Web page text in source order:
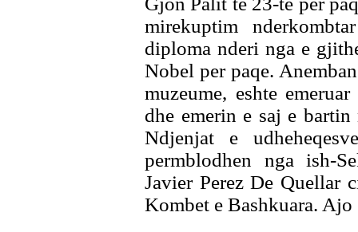
mirekuptim
diploma nderi nga e
Nobel per paqe.
muzeume, eshte
dhe emerin e saj e
Ndjenjat e
permblodhen nga ish-
Javier Perez De Quellar
Kombet e Bashkuara. Ajo